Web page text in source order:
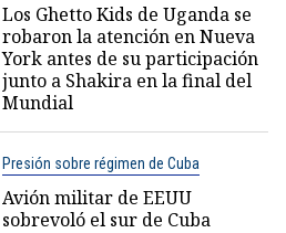
Los Ghetto Kids de Uganda se
robaron la atención en Nueva
York antes de su participación
junto a Shakira en la final del
Mundial
Presión sobre régimen de Cuba
Avión militar de EEUU
sobrevoló el sur de Cuba